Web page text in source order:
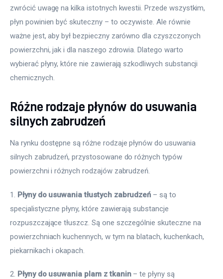
zwrócić uwagę na kilka istotnych kwestii. Przede wszystkim,
płyn powinien być skuteczny – to oczywiste. Ale równie
ważne jest, aby był bezpieczny zarówno dla czyszczonych
powierzchni, jak i dla naszego zdrowia. Dlatego warto
wybierać płyny, które nie zawierają szkodliwych substancji
chemicznych.
Różne rodzaje płynów do usuwania
silnych zabrudzeń
Na rynku dostępne są różne rodzaje płynów do usuwania
silnych zabrudzeń, przystosowane do różnych typów
powierzchni i różnych rodzajów zabrudzeń.
1. Płyny do usuwania tłustych zabrudzeń – są to
specjalistyczne płyny, które zawierają substancje
rozpuszczające tłuszcz. Są one szczególnie skuteczne na
powierzchniach kuchennych, w tym na blatach, kuchenkach,
piekarnikach i okapach.
2. Płyny do usuwania plam z tkanin – te płyny są